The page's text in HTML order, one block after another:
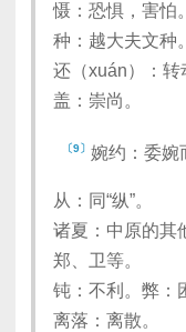
慑：恐惧，害怕。
种：越大夫文种。
还（xuán）：转
盖：崇尚。
〔9〕 婉约：委婉
从：同“纵”。
诸夏：中原的其
郑、卫等。
钝：不利。弊：
离落：离散。